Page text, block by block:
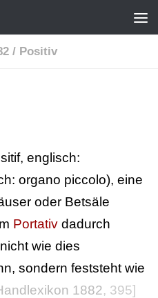
/ Positiv
englisch:
organo piccolo), eine
oder Betsäle
Portativ dadurch
wie dies
sondern feststeht wie
1882, 395]